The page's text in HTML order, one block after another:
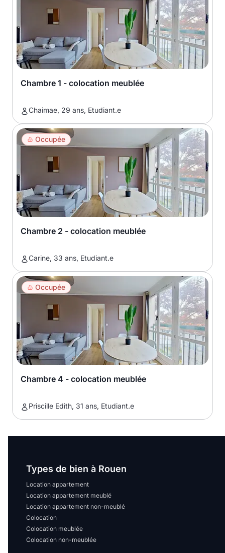
Chambre 1 - colocation meublée
Chaimae, 29 ans, Etudiant.e
Occupée
Chambre 2 - colocation meublée
Carine, 33 ans, Etudiant.e
Occupée
Chambre 4 - colocation meublée
Priscille Edith, 31 ans, Etudiant.e
Types de bien à Rouen
Location appartement
Location appartement meublé
Location appartement non-meublé
Colocation
Colocation meublée
Colocation non-meublée